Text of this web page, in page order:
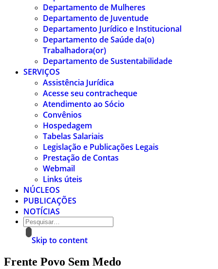
Departamento de Mulheres
Departamento de Juventude
Departamento Jurídico e Institucional
Departamento de Saúde da(o)
Trabalhadora(or)
Departamento de Sustentabilidade
SERVIÇOS
Assistência Jurídica
Acesse seu contracheque
Atendimento ao Sócio
Convênios
Hospedagem
Tabelas Salariais
Legislação e Publicações Legais
Prestação de Contas
Webmail
Links úteis
NÚCLEOS
PUBLICAÇÕES
NOTÍCIAS
Skip to content
Frente Povo Sem Medo